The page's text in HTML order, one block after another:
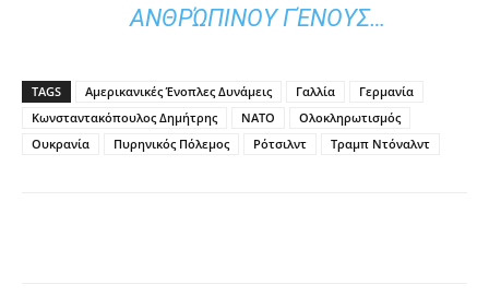
ΑΝΘΡΏΠΙΝΟΥ ΓΈΝΟΥΣ…
TAGS Αμερικανικές Ένοπλες Δυνάμεις Γαλλία
Γερμανία
Κωνσταντακόπουλος Δημήτρης
ΝΑΤΟ
Ολοκληρωτισμός
Ουκρανία
Πυρηνικός Πόλεμος Ρότσιλντ Τραμπ Ντόναλντ